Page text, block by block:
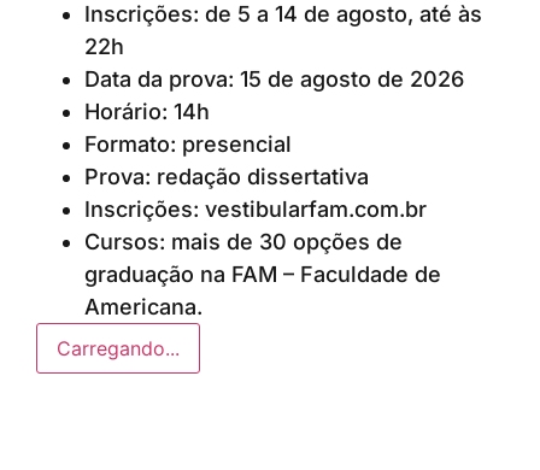
Inscrições: de 5 a 14 de agosto, até às
22h
Data da prova: 15 de agosto de 2026
Horário: 14h
Formato: presencial
Prova: redação dissertativa
Inscrições: vestibularfam.com.br
Cursos: mais de 30 opções de
graduação na FAM – Faculdade de
Americana.
Carregando...